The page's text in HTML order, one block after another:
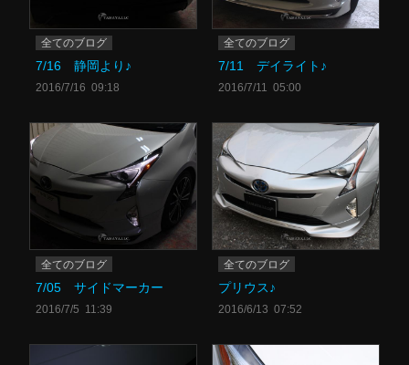
全てのブログ
7/16 静岡より♪
2016/7/16 09:18
全てのブログ
7/11 デイライト♪
2016/7/11 05:00
全てのブログ
7/05 サイドマーカー
2016/7/5 11:39
全てのブログ
プリウス♪
2016/6/13 07:52